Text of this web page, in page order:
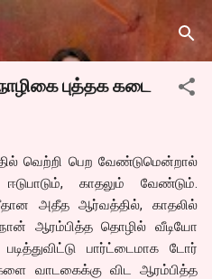
content
புத்தக கடை
வெற்றி பெற வேண்டுமென்றால்
காதலும் வேண்டும்.
அதீத ஆர்வத்தில், காதலில்
நான் ஆரம்பித்த தொழில் வீடியோ
பார்ட்டைமாக டோர்
வாடகைக்கு விட ஆரம்பித்த